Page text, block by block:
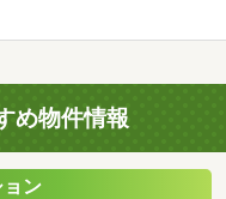
め物件情報
ン